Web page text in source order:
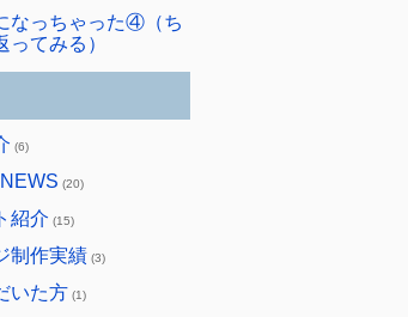
なっちゃった④（ち
ってみる）
(6)
(20)
紹介 (15)
制作実績 (3)
いた方 (1)